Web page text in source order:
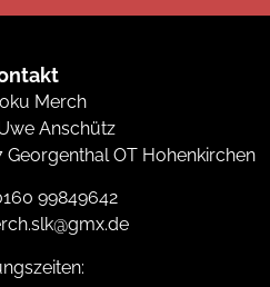
Merch
Anschütz
Georgenthal OT Hohenkirchen
99849642